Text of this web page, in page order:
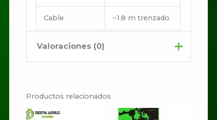
Cable ~1.8 m trenzado
Valoraciones (0)
Sé el primero en valorar
Productos relacionados